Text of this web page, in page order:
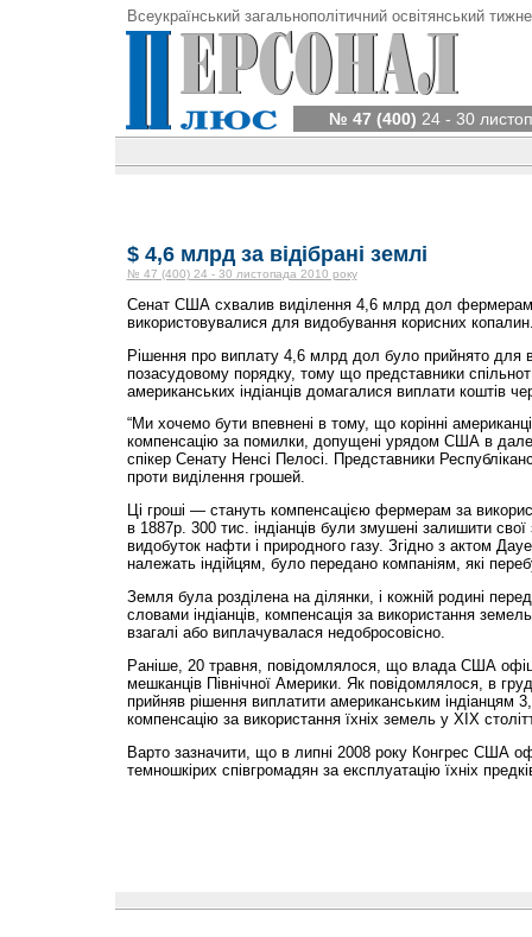
Всеукраїнський загальнополітичний освітянський
№ 47 (400) 24 - 30
$ 4,6 млрд за відібрані землі
№ 47 (400) 24 - 30 листопада 2010 року
Сенат США схвалив виділення 4,6 млрд дол
використовувалися для видобування корисних
Рішення про виплату 4,6 млрд дол було прийнято для
позасудовому порядку, тому що представники
американських індіанців домагалися виплати коштів
“Ми хочемо бути впевнені в тому, що корінні
компенсацію за помилки, допущені урядом США в
спікер Сенату Ненсі Пелосі. Представники
проти виділення грошей.
Ці гроші — стануть компенсацією фермерам за
в 1887р. 300 тис. індіанців були змушені залишити
видобуток нафти і природного газу. Згідно з актом
належать індійцям, було передано компаніям, які
Земля була розділена на ділянки, і кожній родині
словами індіанців, компенсація за використання
взагалі або виплачувалася недобросовісно.
Раніше, 20 травня, повідомлялося, що влада США
мешканців Північної Америки. Як повідомлялося, в
прийняв рішення виплатити американським індіанцям
компенсацію за використання їхніх земель у XIX
Варто зазначити, що в липні 2008 року Конгрес США
темношкірих співгромадян за експлуатацію їхніх